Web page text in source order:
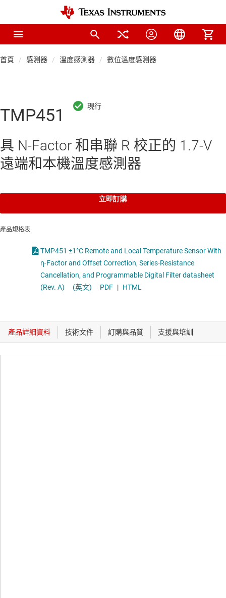
首頁 感測器 溫度感測器 數位溫度感測器
TMP451
具 N-Factor 和串聯 R 校正的 1.7-V
遠端和本機溫度感測器
立即訂購
產品規格表
TMP451 ±1°C Remote and Local Temperature Sensor With
η-Factor and Offset Correction, Series-Resistance
Cancellation, and Programmable Digital Filter datasheet
(Rev. A)
(英文) PDF | HTML